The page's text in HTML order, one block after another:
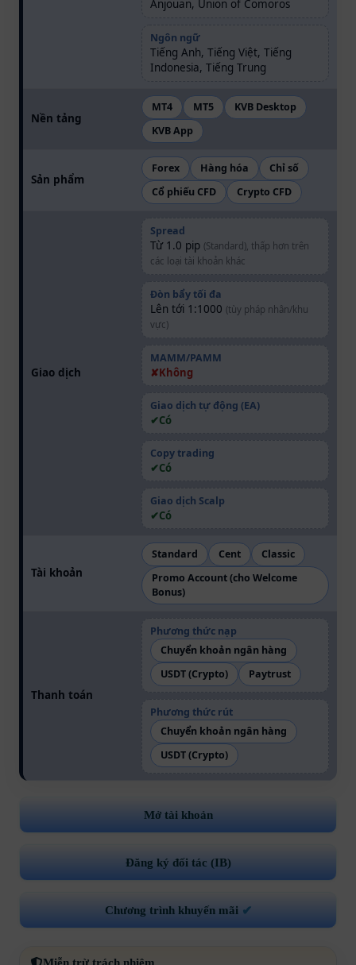
Anjouan, Union of Comoros
Ngôn ngữ
Tiếng Anh, Tiếng Việt, Tiếng
Indonesia, Tiếng Trung
Nền tảng
MT4 MT5
KVB Desktop
KVB App
Sản phẩm
Forex Hàng hóa
Chỉ số
Cổ phiếu CFD
Crypto CFD
Giao dịch
Spread
Từ 1.0 pip (Standard), thấp hơn trên
các loại tài khoản khác
Đòn bẩy tối đa
Lên tới 1:1000 (tùy pháp nhân/khu
vực)
MAMM/PAMM
Không
Giao dịch tự động (EA)
Có
Copy trading
Có
Giao dịch Scalp
Có
Tài khoản
Standard Cent
Classic
Promo Account (cho Welcome
Bonus)
Thanh toán
Phương thức nạp
Chuyển khoản ngân hàng
USDT (Crypto)
Paytrust
Phương thức rút
Chuyển khoản ngân hàng
USDT (Crypto)
Mở tài khoản
Đăng ký đối tác (IB)
Chương trình khuyến mãi ✔